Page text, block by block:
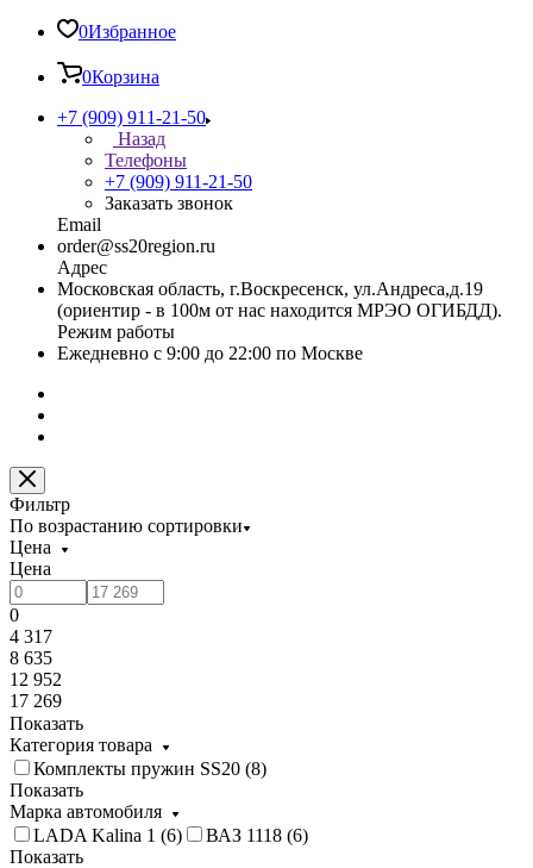
0Избранное
0Корзина
+7 (909) 911-21-50
Назад
Телефоны
+7 (909) 911-21-50
Заказать звонок
Email
order@ss20region.ru
Адрес
Московская область, г.Воскресенск, ул.Андреса,д.19
(ориентир - в 100м от нас находится МРЭО ОГИБДД).
Режим работы
Ежедневно с 9:00 до 22:00 по Москве
Фильтр
По возрастанию сортировки
Цена
Цена
0
4 317
8 635
12 952
17 269
Показать
Категория товара
Комплекты пружин SS20 (8)
Показать
Марка автомобиля
LADA Kalina 1 (6) ВАЗ 1118 (6)
Показать